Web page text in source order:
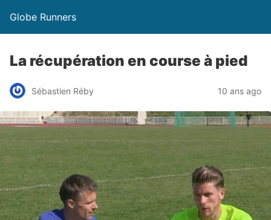
Globe Runners
La récupération en course à pied
Sébastien Réby 10 ans ago